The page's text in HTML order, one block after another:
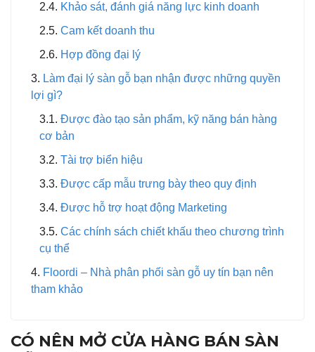
Khảo sát, đánh giá năng lực kinh doanh
Cam kết doanh thu
Hợp đồng đại lý
Làm đại lý sàn gỗ bạn nhận được những quyền
lợi gì?
Được đào tạo sản phẩm, kỹ năng bán hàng
cơ bản
Tài trợ biển hiệu
Được cấp mẫu trưng bày theo quy định
Được hỗ trợ hoạt động Marketing
Các chính sách chiết khấu theo chương trình
cụ thể
Floordi – Nhà phân phối sàn gỗ uy tín bạn nên
tham khảo
CÓ NÊN MỞ CỬA HÀNG BÁN SÀN